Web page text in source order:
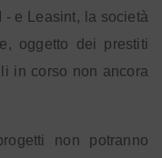
- e Leasint, la società
oggetto dei prestiti
in corso non ancora
non potranno